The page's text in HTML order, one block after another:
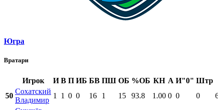
Югра
Вратари
Игрок И В П ИБ БВ ПШ ОБ %ОБ КН А И"0" Штр
50
Сохатский
Владимир
1 1 0 0 16 1 15 93.8 1.00 0 0 0